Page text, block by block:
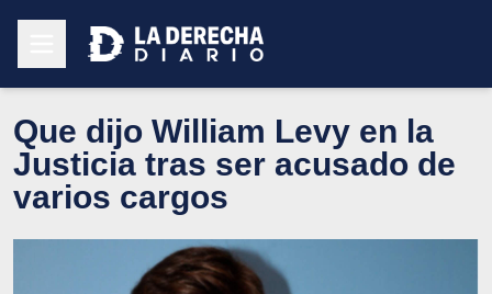
Que dijo William Levy en la
Justicia tras ser acusado de
varios cargos